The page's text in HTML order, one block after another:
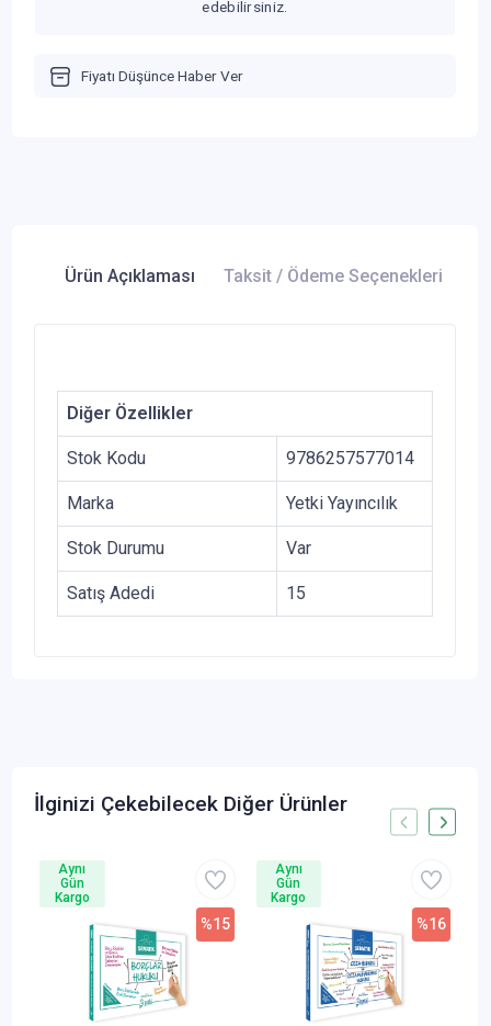
edebilirsiniz.
Fiyatı Düşünce Haber Ver
Ürün Açıklaması Taksit / Ödeme Seçenekleri
Diğer Özellikler
Stok Kodu 9786257577014
Marka Yetki Yayıncılık
Stok Durumu Var
Satış Adedi 15
İlginizi Çekebilecek Diğer Ürünler
%15
Aynı
Gün
Kargo
%16
Aynı
Gün
Kargo